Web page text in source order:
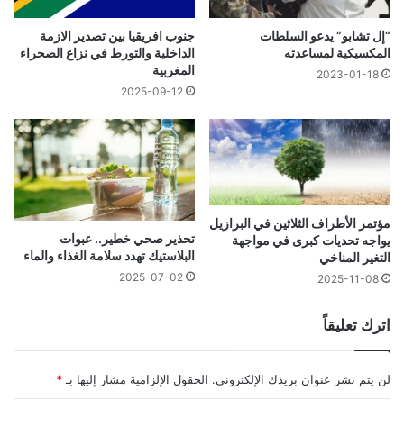
“إل تشابو” يدعو السلطات
المكسيكية لمساعدته
2023-01-18
جنوب افريقيا بين تصدير الازمة
الداخلية والتورط في نزاع الصحراء
المغربية
2025-09-12
مؤتمر الأطراف الثلاثين في البرازيل
يواجه تحديات كبرى في مواجهة
التغير المناخي
2025-11-08
تحذير صحي خطير.. عبوات
البلاستيك تهدد سلامة الغذاء والماء
2025-07-02
اترك تعليقاً
لن يتم نشر عنوان بريدك الإلكتروني. الحقول الإلزامية مشار إليها بـ *